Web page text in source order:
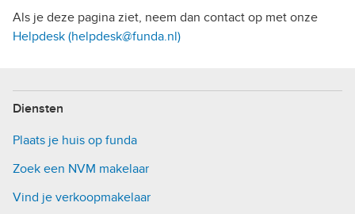
Als je deze pagina ziet, neem dan contact op met onze
Helpdesk (helpdesk@funda.nl)
Diensten
Plaats je huis op funda
Zoek een NVM makelaar
Vind je verkoopmakelaar